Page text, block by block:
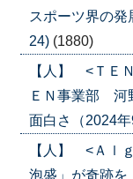
スポーツ界の
24) (1880)
【人】 <Ｔ
ＥＮ事業部 河
面白さ（2024
【人】 <Ａｌ
泡盛」が奇跡を